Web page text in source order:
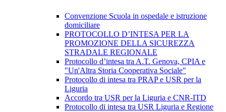
Convenzione Scuola in ospedale e istruzione
domiciliare
PROTOCOLLO D’INTESA PER LA
PROMOZIONE DELLA SICUREZZA
STRADALE REGIONALE
Protocollo d’intesa tra A.T. Genova, CPIA e
"Un'Altra Storia Cooperativa Sociale"
Protocollo di intesa tra PRAP e USR per la
Liguria
Accordo tra USR per la Liguria e CNR-ITD
Protocollo di intesa tra USR Liguria e Regione